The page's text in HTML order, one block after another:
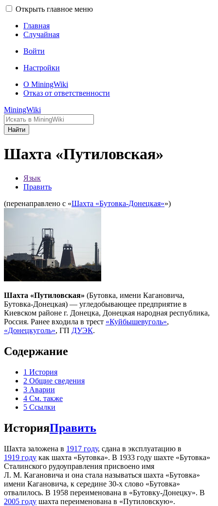
Открыть главное меню
Главная
Случайная
Войти
Настройки
О MiningWiki
Отказ от ответственности
MiningWiki
Найти
Шахта «Путиловская»
Язык
Править
(перенаправлено с «Шахта «Бутовка-Донецкая»»)
Шахта «Путиловская» (Бутовка, имени Кагановича,
Бутовка-Донецкая) — угледобывающее предприятие в
Киевском районе г. Донецка, Донецкая народная республика,
Россия. Ранее входила в трест «Куйбышевуголь»,
«Донецкуголь», ГП ДУЭК.
Содержание
1 История
2 Общие сведения
3 Аварии
4 См. также
5 Ссылки
ИсторияПравить
Шахта заложена в 1917 году, сдана в эксплуатацию в
1919 году как шахта «Бутовка». В 1933 году шахте «Бутовка»
Сталинского рудоуправления присвоено имя
Л. М. Кагановича и она стала называться шахта «Бутовка»
имени Кагановича, к середине 30-х слово «Бутовка»
отвалилось. В 1958 переименована в «Бутовку-Донецку». В
2005 году шахта переименована в «Путиловскую».